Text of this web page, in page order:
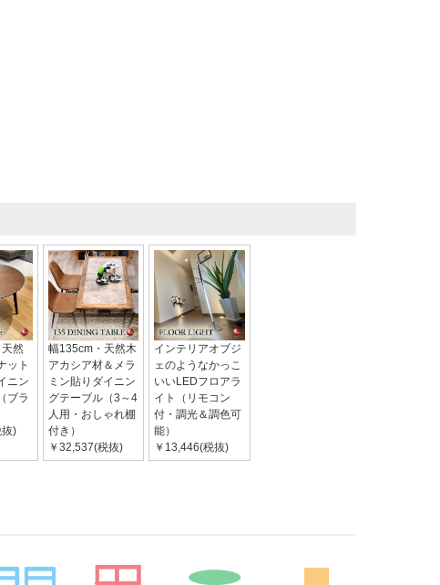
然
ット
ニン
ブラ
抜)
幅135cm・天然木
アカシア材＆メラ
ミン貼りダイニン
グテーブル（3～4
人用・おしゃれ棚
付き）
￥32,537(税抜)
インテリアオブジ
ェのようなかっこ
いいLEDフロアラ
イト（リモコン
付・調光＆調色可
能）
￥13,446(税抜)